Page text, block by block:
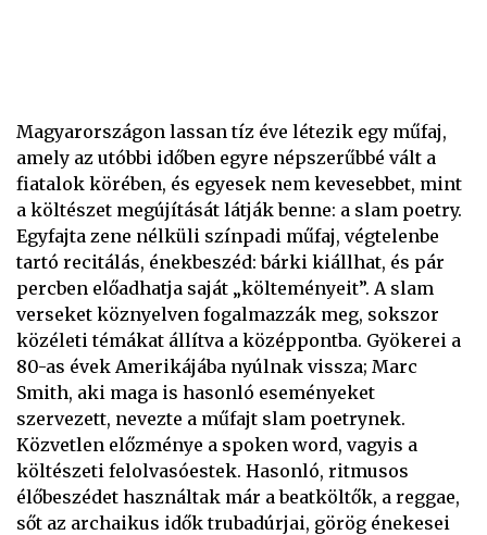
Magyarországon lassan tíz éve létezik egy műfaj,
amely az utóbbi időben egyre népszerűbbé vált a
fiatalok körében, és egyesek nem kevesebbet, mint
a költészet megújítását látják benne: a slam poetry.
Egyfajta zene nélküli színpadi műfaj, végtelenbe
tartó recitálás, énekbeszéd: bárki kiállhat, és pár
percben előadhatja saját „költeményeit”. A slam
verseket köznyelven fogalmazzák meg, sokszor
közéleti témákat állítva a középpontba. Gyökerei a
80-as évek Amerikájába nyúlnak vissza; Marc
Smith, aki maga is hasonló eseményeket
szervezett, nevezte a műfajt slam poetrynek.
Közvetlen előzménye a spoken word, vagyis a
költészeti felolvasóestek. Hasonló, ritmusos
élőbeszédet használtak már a beatköltők, a reggae,
sőt az archaikus idők trubadúrjai, görög énekesei